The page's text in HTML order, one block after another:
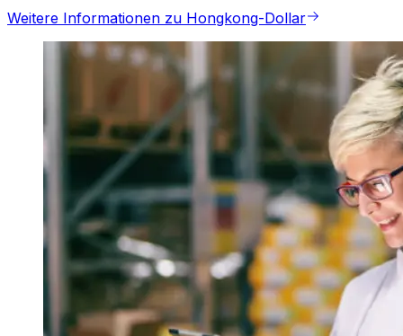
Weitere Informationen zu Hongkong-Dollar